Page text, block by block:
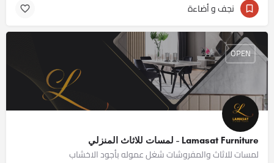
نجف و أضاءة
Lamasat Furniture - لمسات للاثاث المنزلي
لمسات للاثاث والمفروشات شغل عموله بأجود الاخشاب
OPEN